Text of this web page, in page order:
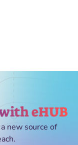
eHUB
new source of